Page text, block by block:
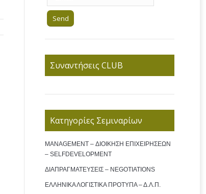
Συναντήσεις CLUB
Κατηγορίες Σεμιναρίων
MANAGEMENT – ΔΙΟΙΚΗΣΗ ΕΠΙΧΕΙΡΗΣΕΩΝ
– SELFDEVELOPMENT
ΔΙΑΠΡΑΓΜΑΤΕΥΣΕΙΣ – NEGOTIATIONS
ΕΛΛΗΝΙΚΑ ΛΟΓΙΣΤΙΚΑ ΠΡΟΤΥΠΑ – Δ.Λ.Π.